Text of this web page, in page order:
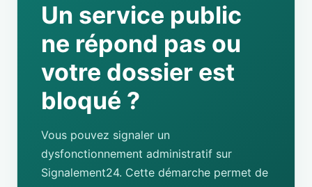
Un service public
ne répond pas ou
votre dossier est
bloqué ?
Vous pouvez signaler un
dysfonctionnement administratif sur
Signalement24. Cette démarche permet de